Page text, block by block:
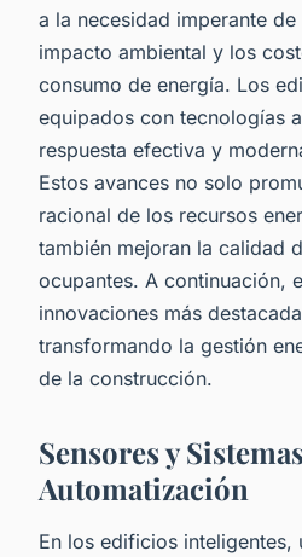
a la necesidad imperante
impacto ambiental y los
consumo de energía. Los
equipados con tecnologías
respuesta efectiva y
Estos avances no solo
racional de los recursos
también mejoran la calidad
ocupantes. A continuación,
innovaciones más
transformando la gestión
de la construcción.
Sensores y
Automatización
En los edificios inteligentes,